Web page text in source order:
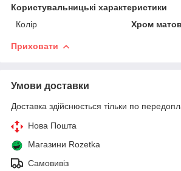
Користувальницькі характеристики
Колір
Хром
Приховати
Умови доставки
Доставка здійснюється тільки по
Нова Пошта
Магазини Rozetka
Самовивіз